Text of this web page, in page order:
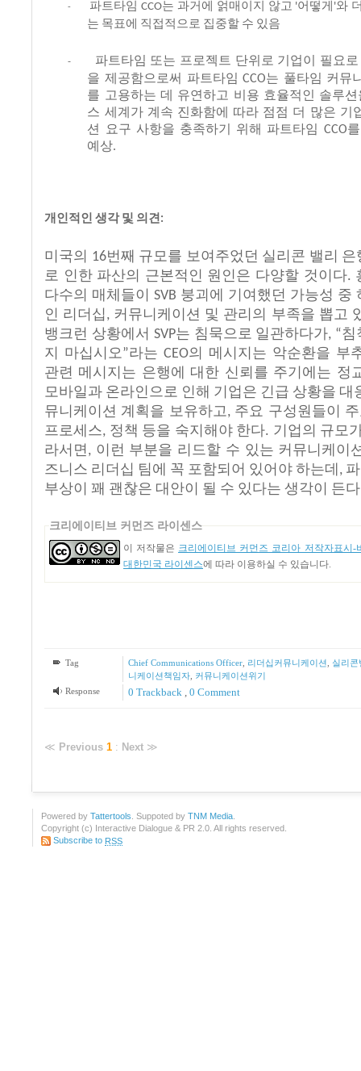
- 파트타임 CCO는 과거에 얽매이지 않고 '어떻게 '와
는 목표에 직접적으로 집중할 수 있음
- 파트타임 또는 프로젝트 단위로 기업이 필요로
을 제공함으로써 파트타임 CCO는 풀타임 커뮤
를 고용하는 데 유연하고 비용 효율적인 솔루션
스 세계가 계속 진화함에 따라 점점 더 많은 기
션 요구 사항을 충족하기 위해 파트타임 CCO를
예상.
개인적인 생각 및 의견 :
미국의 16번째 규모를 보여주었던 실리콘 밸리 은
로 인한 파산의 근본적인 원인은 다양할 것이다.
다수의 매체들이 SVB 붕괴에 기여했던 가능성 중
인 리더십 , 커뮤니케이션 및 관리의 부족을 뽑고
뱅크런 상황에서 SVP는 침묵으로 일관하다가, “침
지
마십시오”라는 CEO의 메시지는 악순환을 부
관련 메시지는 은행에 대한 신뢰를 주기에는 정
모바일과 온라인으로 인해 기업은 긴급 상황을 대
뮤니케이션 계획을 보유하고, 주요 구성원들이
프로세스, 정책 등을 숙지해야 한다. 기업의 규모
라서면, 이런 부분을 리드할 수 있는 커뮤니케이
즈니스 리더십 팀에 꼭 포함되어 있어야 하는데 ,
부상이 꽤 괜찮은 대안이 될 수 있다는 생각이 든다
크리에이티브 커먼즈 라이센스
이 저작물은 크리에이티브 커먼즈 코리아 저작자표시-
대한민국 라이센스에 따라 이용하실 수 있습니다.
Tag Chief Communications Officer, 리더십커뮤니케이션 실리콘
니케이션책임자, 커뮤니케이션위기
Response
0 Trackback , 0 Comment
≪ Previous 1 : Next ≫
Powered by Tattertools . Suppoted by TNM Media
Copyright (c) Interactive Dialogue & PR 2.0. All rights reserved.
Subscribe to RSS